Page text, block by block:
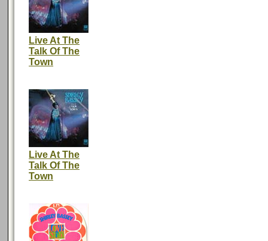
Live At The
Talk Of The
Town
Live At The
Talk Of The
Town